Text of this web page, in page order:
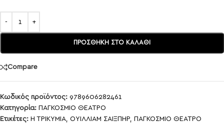
ΠΡΟΣΘΉΚΗ ΣΤΟ ΚΑΛΆΘΙ
Compare
Κωδικός προϊόντος: 9789606282461
Κατηγορία: ΠΑΓΚΟΣΜΙΟ ΘΕΑΤΡΟ
Ετικέτες: Η ΤΡΙΚΥΜΙΑ, ΟΥΙΛΛΙΑΜ ΣΑΙΞΠΗΡ, ΠΑΓΚΟΣΜΙΟ ΘΕΑΤΡΟ